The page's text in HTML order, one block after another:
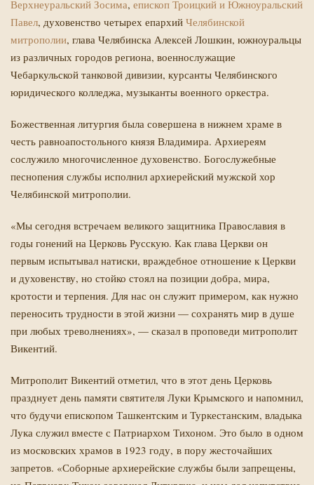
Верхнеуральский Зосима, епископ Троицкий и Южноуральский
Павел, духовенство четырех епархий Челябинской
митрополии, глава Челябинска Алексей Лошкин, южноуральцы
из различных городов региона, военнослужащие
Чебаркульской танковой дивизии, курсанты Челябинского
юридического колледжа, музыканты военного оркестра.
Божественная литургия была совершена в нижнем храме в
честь равноапостольного князя Владимира. Архиереям
сослужило многочисленное духовенство. Богослужебные
песнопения службы исполнил архиерейский мужской хор
Челябинской митрополии.
«Мы сегодня встречаем великого защитника Православия в
годы гонений на Церковь Русскую. Как глава Церкви он
первым испытывал натиски, враждебное отношение к Церкви
и духовенству, но стойко стоял на позиции добра, мира,
кротости и терпения. Для нас он служит примером, как нужно
переносить трудности в этой жизни — сохранять мир в душе
при любых треволнениях», — сказал в проповеди митрополит
Викентий.
Митрополит Викентий отметил, что в этот день Церковь
празднует день памяти святителя Луки Крымского и напомнил,
что будучи епископом Ташкентским и Туркестанским, владыка
Лука служил вместе с Патриархом Тихоном. Это было в одном
из московских храмов в 1923 году, в пору жесточайших
запретов. «Соборные архиерейские службы были запрещены,